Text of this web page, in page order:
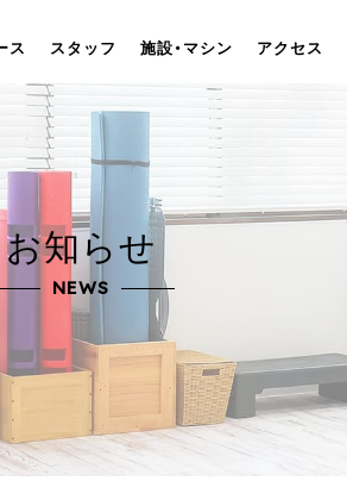
ス スタッフ 施設・マシン アクセス
お知らせ
NEWS